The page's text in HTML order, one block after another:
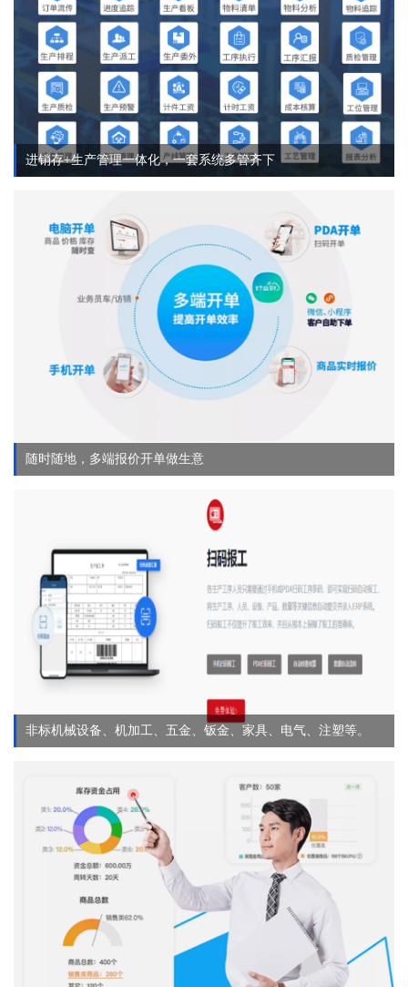
进销存+生产管理一体化，一套系统多管齐下
随时随地，多端报价开单做生意
非标机械设备、机加工、五金、钣金、家具、电气、注塑等。